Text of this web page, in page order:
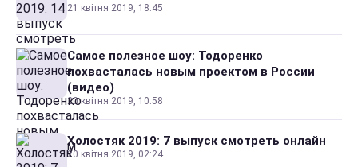
21 квітня 2019, 18:45
Самое полезное шоу: Тодоренко
похвасталась новым проектом в России
(видео)
20 квітня 2019, 10:58
Холостяк 2019: 7 выпуск смотреть онлайн
20 квітня 2019, 02:24